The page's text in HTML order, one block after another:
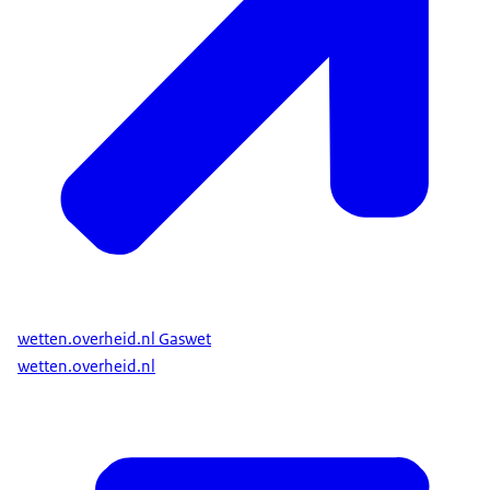
het aantal .nl-domeinnamen ten behoeve
waarvan hostingdiensten worden aangeboden
wordt gedeeld door 400.000.
Op grond van een bedreiging van het publiek belang
kan een investering in telecommunicatiepartij
verboden worden of een verbod onder opschortende
voorwaarden worden opgelegd.
individueel herleidbare zaken.
wetten.overheid.nl Gaswet
wetten.overheid.nl